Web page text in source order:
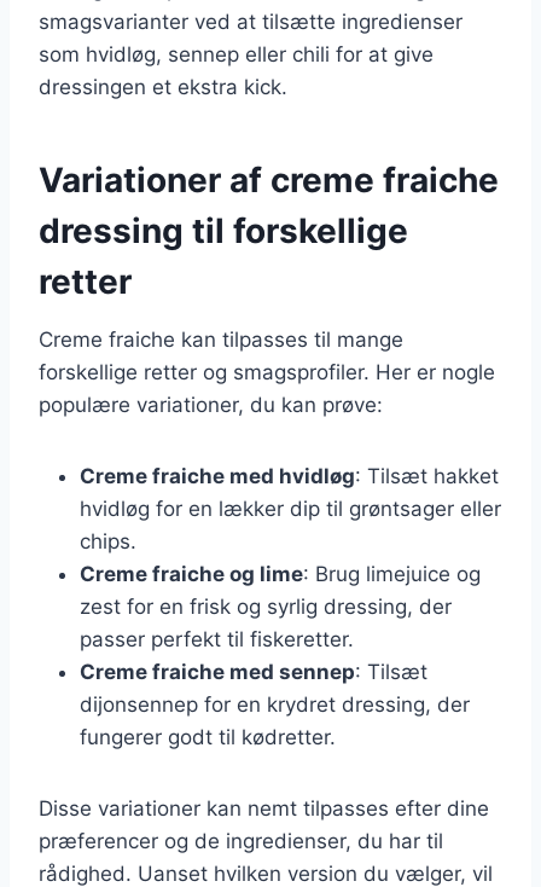
smagsvarianter ved at tilsætte ingredienser
som hvidløg, sennep eller chili for at give
dressingen et ekstra kick.
Variationer af creme fraiche
dressing til forskellige
retter
Creme fraiche kan tilpasses til mange
forskellige retter og smagsprofiler. Her er nogle
populære variationer, du kan prøve:
Creme fraiche med hvidløg: Tilsæt hakket
hvidløg for en lækker dip til grøntsager eller
chips.
Creme fraiche og lime: Brug limejuice og
zest for en frisk og syrlig dressing, der
passer perfekt til fiskeretter.
Creme fraiche med sennep: Tilsæt
dijonsennep for en krydret dressing, der
fungerer godt til kødretter.
Disse variationer kan nemt tilpasses efter dine
præferencer og de ingredienser, du har til
rådighed. Uanset hvilken version du vælger, vil